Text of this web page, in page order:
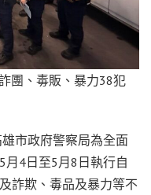
團、毒販、暴力38犯
雄市政府警察局為全面
月4日至5月8日執行自
詐欺、毒品及暴力等不